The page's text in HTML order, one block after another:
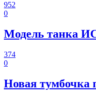
952
0
Модель танка
374
0
Новая тумбочка